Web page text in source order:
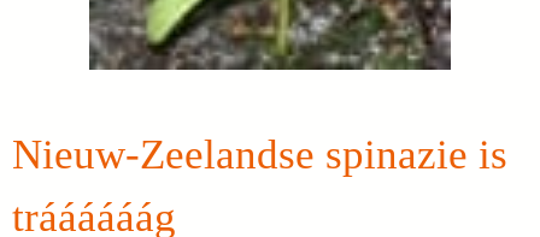
Nieuw-Zeelandse spinazie is
tráááááág